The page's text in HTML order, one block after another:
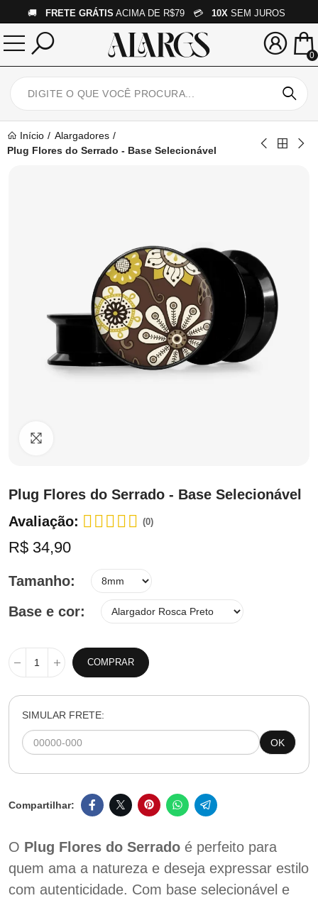
🚚 FRETE GRÁTIS ACIMA DE R$79 💳 10X SEM JUROS
0
Início
Alargadores
Plug Flores do Serrado - Base Selecionável
Plug Flores do Serrado - Base Selecionável
Avaliação:
(0)
R$ 34,90
Tamanho
Base e cor
COMPRAR
SIMULAR FRETE:
OK
O Plug Flores do Serrado é perfeito para
quem ama a natureza e deseja expressar estilo
com autenticidade. Com base selecionável e